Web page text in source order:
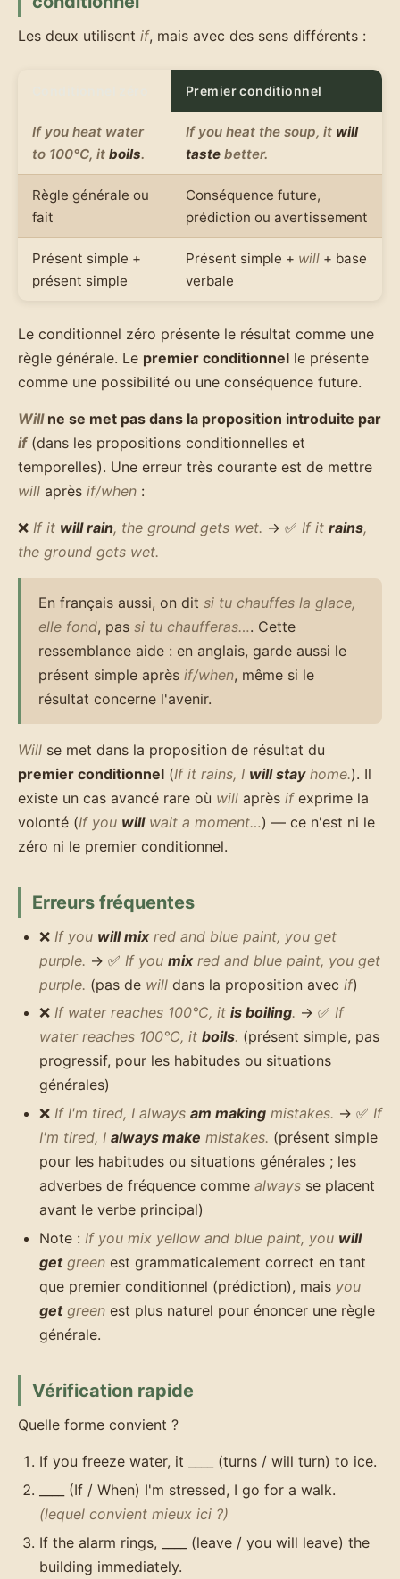
Les deux utilisent if, mais avec des sens différents :
Premier conditionnel
If you heat water
to 100°C, it boils.
If you heat the soup, it will
taste better.
Règle générale ou
fait
Conséquence future,
prédiction ou avertissement
Présent simple +
présent simple
Présent simple + will + base
verbale
Le conditionnel zéro présente le résultat comme une
règle générale. Le premier conditionnel le présente
comme une possibilité ou une conséquence future.
Willne se met pas dans la proposition introduite par
if(dans les propositions conditionnelles et
temporelles). Une erreur très courante est de mettre
will après if/when :
❌ If it will rain, the ground gets wet. → ✅ If it rains,
the ground gets wet.
En français aussi, on dit si tu chauffes la glace,
elle fond, pas si tu chaufferas…. Cette
ressemblance aide : en anglais, garde aussi le
présent simple après if/when, même si le
résultat concerne l'avenir.
Will se met dans la proposition de résultat du
premier conditionnel (If it rains, I will stayhome.). Il
existe un cas avancé rare où will après ifexprime la
volonté (If you willwait a moment…) — ce n'est ni le
zéro ni le premier conditionnel.
Erreurs fréquentes
❌ If you will mix red and blue paint, you get
purple. → ✅ If you mix red and blue paint, you get
purple. (pas de will dans la proposition avec if)
❌ If water reaches 100°C, it is boiling. → ✅ If
water reaches 100°C, it boils. (présent simple, pas
progressif, pour les habitudes ou situations
générales)
❌ If I'm tired, I always am making mistakes. → ✅ If
I'm tired, I always make mistakes. (présent simple
pour les habitudes ou situations générales ; les
adverbes de fréquence comme always se placent
avant le verbe principal)
Note : If you mix yellow and blue paint, you will
getgreen est grammaticalement correct en tant
que premier conditionnel (prédiction), mais you
getgreen est plus naturel pour énoncer une règle
générale.
Vérification rapide
Quelle forme convient ?
If you freeze water, it ____ (turns / will turn) to ice.
____ (If / When) I'm stressed, I go for a walk.
(lequel convient mieux ici ?)
If the alarm rings, ____ (leave / you will leave) the
building immediately.